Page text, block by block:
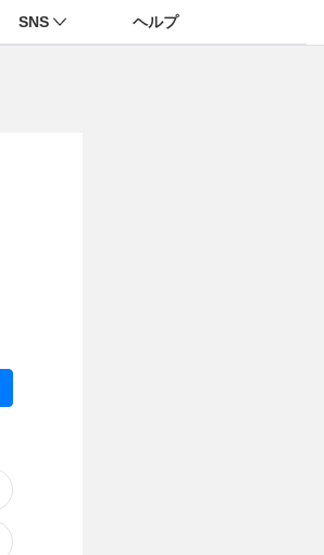
SNS ヘルプ